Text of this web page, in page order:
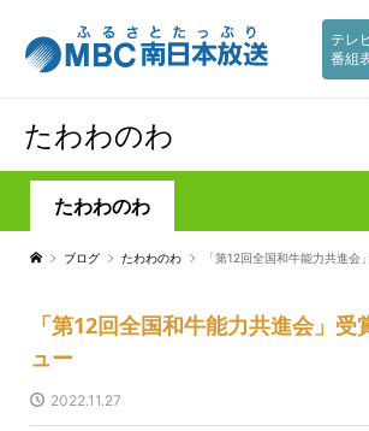
テレ
番組
たわわのわ
たわわのわ
ブログ たわわのわ 「第12回全国和牛能力共進会
「第12回全国和牛能力共進会」受
ュー
2022.11.27